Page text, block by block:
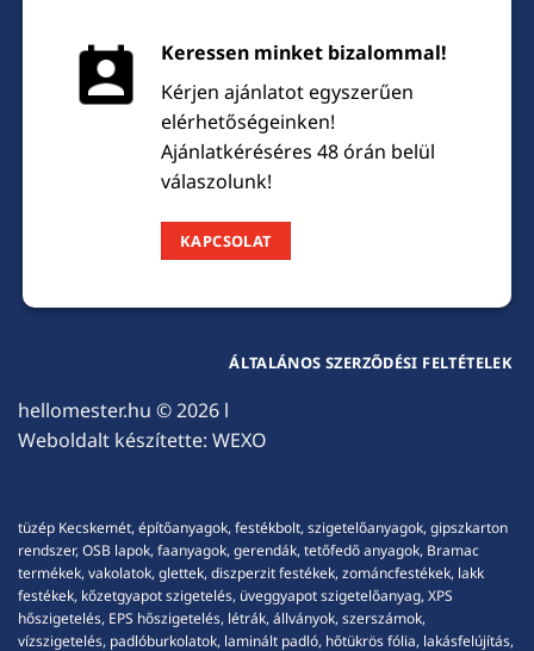
Keressen minket bizalommal!
Kérjen ajánlatot egyszerűen
elérhetőségeinken!
Ajánlatkéréséres 48 órán belül
válaszolunk!
KAPCSOLAT
hellomester.hu © 2026 l
Weboldalt készítette: WEXO
ÁLTALÁNOS SZERZŐDÉSI FELTÉTELEK
tüzép Kecskemét, építőanyagok, festékbolt, szigetelőanyagok, gipszkarton
rendszer, OSB lapok, faanyagok, gerendák, tetőfedő anyagok, Bramac
termékek, vakolatok, glettek, diszperzit festékek, zománcfestékek, lakk
festékek, kőzetgyapot szigetelés, üveggyapot szigetelőanyag, XPS
hőszigetelés, EPS hőszigetelés, létrák, állványok, szerszámok,
vízszigetelés, padlóburkolatok, laminált padló, hőtükrös fólia, lakásfelújítás,